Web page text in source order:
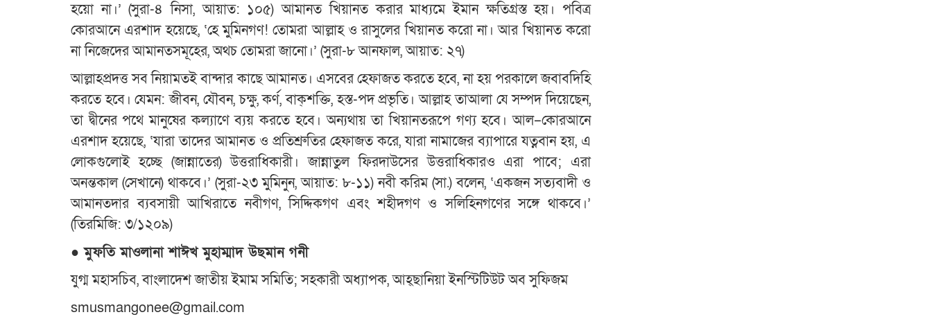
হয়ো না।’ (সুরা-৪ নিসা, আয়াত: ১০৫) আমানত খিয়ানত করার মাধ্যমে ইমান ক্ষতিগ্রস্ত হয়। পবিত্র
কোরআনে এরশাদ হয়েছে, ‘হে মুমিনগণ! তোমরা আল্লাহ ও রাসুলের খিয়ানত করো না। আর খিয়ানত করো
না নিজেদের আমানতসমূহের, অথচ তোমরা জানো।’ (সুরা-৮ আনফাল, আয়াত: ২৭)
আল্লাহপ্রদত্ত সব নিয়ামতই বান্দার কাছে আমানত। এসবের হেফাজত করতে হবে, না হয় পরকালে জবাবদিহি
করতে হবে। যেমন: জীবন, যৌবন, চক্ষু, কর্ণ, বাক্শক্তি, হস্ত-পদ প্রভৃতি। আল্লাহ তাআলা যে সম্পদ দিয়েছেন,
তা দ্বীনের পথে মানুষের কল্যাণে ব্যয় করতে হবে। অন্যথায় তা খিয়ানতরূপে গণ্য হবে। আল–কোরআনে
এরশাদ হয়েছে, ‘যারা তাদের আমানত ও প্রতিশ্রুতির হেফাজত করে, যারা নামাজের ব্যাপারে যত্নবান হয়, এ
লোকগুলোই হচ্ছে (জান্নাতের) উত্তরাধিকারী। জান্নাতুল ফিরদাউসের উত্তরাধিকারও এরা পাবে; এরা
অনন্তকাল (সেখানে) থাকবে।’ (সুরা-২৩ মুমিনুন, আয়াত: ৮-১১) নবী করিম (সা.) বলেন, ‘একজন সত্যবাদী ও
আমানতদার ব্যবসায়ী আখিরাতে নবীগণ, সিদ্দিকগণ এবং শহীদগণ ও সলিহিনগণের সঙ্গে থাকবে।’
(তিরমিজি: ৩/১২০৯)
● মুফতি মাওলানা শাঈখ মুহাম্মাদ উছমান গনী
যুগ্ম মহাসচিব, বাংলাদেশ জাতীয় ইমাম সমিতি; সহকারী অধ্যাপক, আহ্ছানিয়া ইনস্টিটিউট অব সুফিজম
smusmangonee@gmail.com